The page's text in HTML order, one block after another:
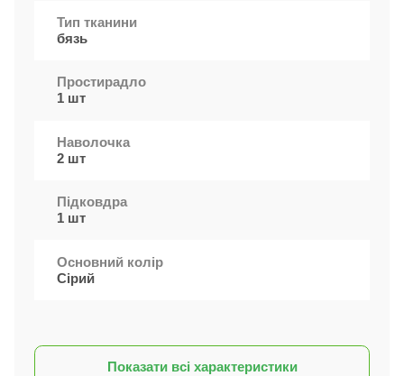
Тип тканини
бязь
Простирадло
1 шт
Наволочка
2 шт
Підковдра
1 шт
Основний колір
Сірий
Показати всі характеристики